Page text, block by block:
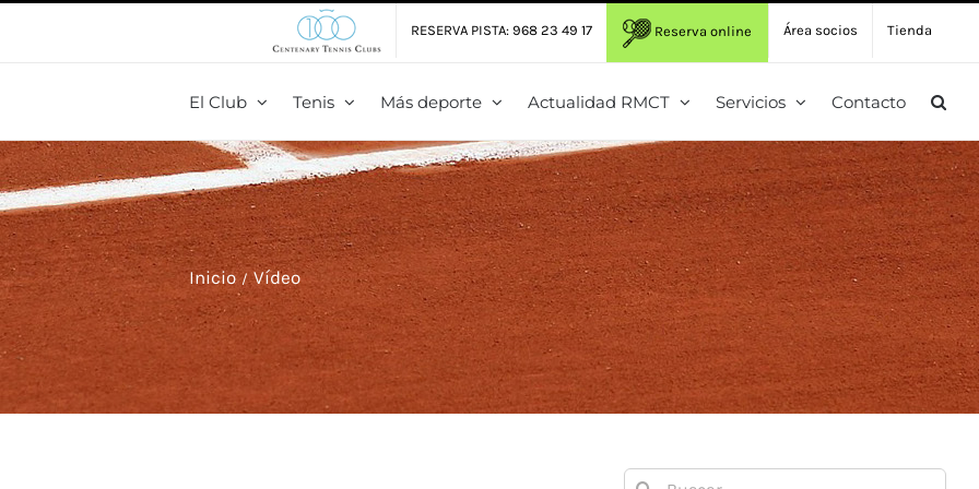
RESERVA PISTA: 968 23 49 17 Reserva online Área socios Tienda
El Club Tenis Más deporte Actualidad RMCT Servicios Contacto
Inicio Vídeo
Buscar: